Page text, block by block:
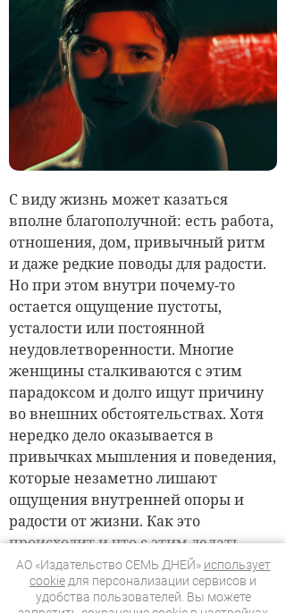
АО «Издательство СЕМЬ ДНЕЙ» использует
cookie для персонализации сервисов и
удобства пользователей. Вы можете